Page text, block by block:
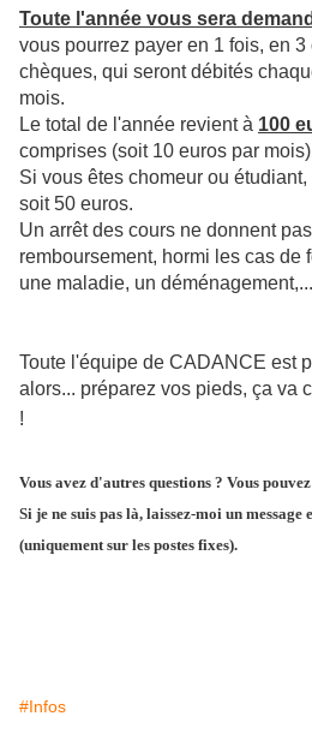
Toute l'année vous sera
vous pourrez payer en 1 fois, en
chèques, qui seront débités
mois.
Le total de l'année revient à 100
comprises (soit 10 euros par
Si vous êtes chomeur ou
soit 50 euros.
Un arrêt des cours ne donnent
remboursement, hormi les cas de
une maladie, un déménagement,...
Toute l'équipe de CADANCE est
alors... préparez vos pieds, ça va
Vous avez d'autres questions ? Vous
Si je ne suis pas là, laissez-moi un
(uniquement sur les postes fixes).
#Infos